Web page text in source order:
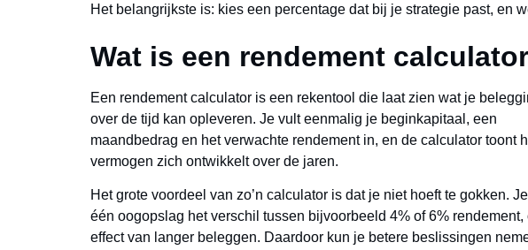
Het belangrijkste is: kies een percentage dat bij je strategie past, en
Wat is een rendement
Een rendement calculator is een rekentool die laat zien wat je
over de tijd kan opleveren. Je vult eenmalig je beginkapitaal, een
maandbedrag en het verwachte rendement in, en de calculator toont
vermogen zich ontwikkelt over de jaren.
Het grote voordeel van zo’n calculator is dat je niet hoeft te gokken.
één oogopslag het verschil tussen bijvoorbeeld 4% of 6% rendement,
effect van langer beleggen. Daardoor kun je betere beslissingen